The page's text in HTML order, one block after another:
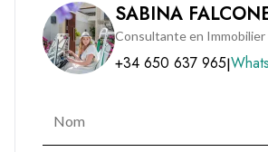
SABINA
Consultante en Immobilier
+34 650 637 965|